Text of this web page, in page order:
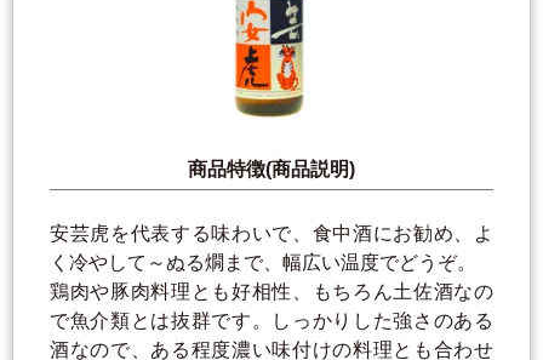
商品特徴(商品説明)
安芸虎を代表する味わいで、食中酒にお勧め、よ
く冷やして～ぬる燗まで、幅広い温度でどうぞ。
鶏肉や豚肉料理とも好相性、もちろん土佐酒なの
で魚介類とは抜群です。しっかりした強さのある
酒なので、ある程度濃い味付けの料理とも合わせ